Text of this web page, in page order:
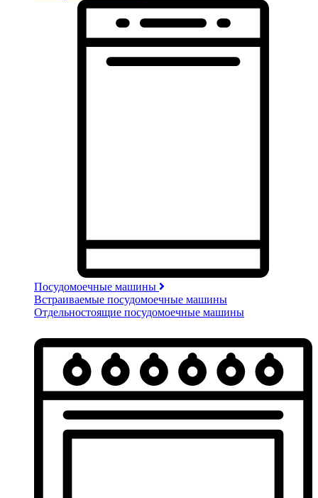
Посудомоечные машины
Встраиваемые посудомоечные машины
Отдельностоящие посудомоечные машины